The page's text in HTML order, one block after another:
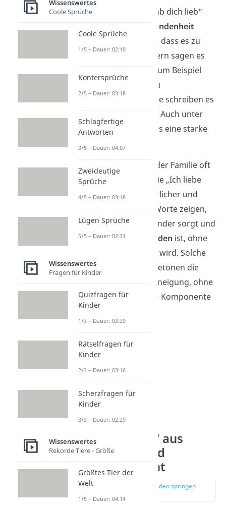
Familiär kannst du „Hab dich lieb“
enge Verbundenheit
auszudrücken — ohne dass es zu
übertrieben klingt. Eltern sagen es
oft zu ihren Kindern, zum Beispiel
um sie in den
zu
verabschieden, oder sie schreiben es
.Auch unter
Geschwistern drückt es eine starke
familiäre Bindung aus.
„Hab dich lieb“ hat in der Familie oft
dieselbe Bedeutung wie „Ich liebe
dich“, wirkt aber natürlicher und
. Die Worte zeigen,
dass man sich umeinander sorgt und
emotionaleng verbunden ist, ohne
dass es zu dramatisch wird. Solche
Liebesbekundungen betonen die
familiäre Nähe und Zuneigung, ohne
dass eine romantische Komponente
mitschwingt.
„Hab dich lieb“ aus
männlicher und
weiblicher Sicht
zur Stelle im Video springen
Wissenswertes
Coole Sprüche
Coole Sprüche
1/5 – Dauer: 02:10
Kontersprüche
2/5 – Dauer: 03:18
Schlagfertige
Antworten
3/5 – Dauer: 04:07
Zweideutige
Sprüche
4/5 – Dauer: 03:18
Lügen Sprüche
5/5 – Dauer: 02:31
Wissenswertes
Fragen für Kinder
Quizfragen für
Kinder
1/3 – Dauer: 03:39
Rätselfragen für
Kinder
2/3 – Dauer: 03:16
Scherzfragen für
Kinder
3/3 – Dauer: 02:29
Wissenswertes
Rekorde Tiere - Größe
Größtes Tier der
Welt
1/5 – Dauer: 04:14